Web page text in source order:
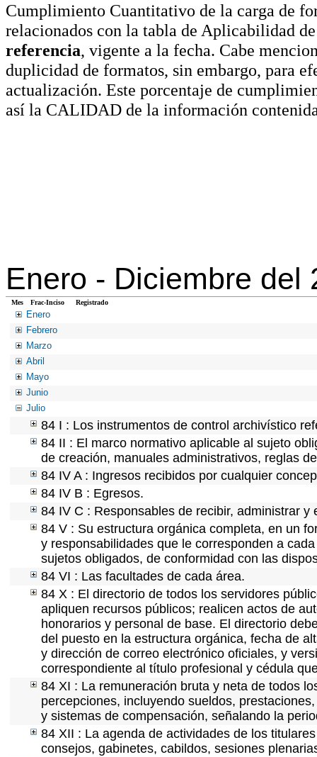
Cumplimiento Cuantitativo de la carga de
relacionados con la tabla de Aplicabilidad
referencia, vigente a la fecha. Cabe
duplicidad de formatos, sin embargo, para
actualización. Este porcentaje de
así la CALIDAD de la información
Enero - Diciembre del
Mes Frac-Inciso Registrado
Enero
Febrero
Marzo
Abril
Mayo
Junio
Julio
84 I : Los instrumentos de control archivístico
84 II : El marco normativo aplicable al sujeto
de creación, manuales administrativos, reglas
84 IV A : Ingresos recibidos por cualquier
84 IV B : Egresos.
84 IV C : Responsables de recibir, administrar y
84 V : Su estructura orgánica completa, en un
y responsabilidades que le corresponden a
sujetos obligados, de conformidad con las
84 VI : Las facultades de cada área.
84 X : El directorio de todos los servidores
apliquen recursos públicos; realicen actos de
honorarios y personal de base. El directorio
del puesto en la estructura orgánica, fecha de
y dirección de correo electrónico oficiales, y
correspondiente al título profesional y cédula
84 XI : La remuneración bruta y neta de todos
percepciones, incluyendo sueldos,
y sistemas de compensación, señalando la
84 XII : La agenda de actividades de los
consejos, gabinetes, cabildos, sesiones